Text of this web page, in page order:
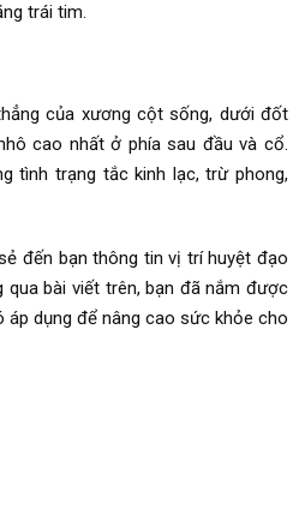
trái tim.
của xương cột sống, dưới đốt
cao nhất ở phía sau đầu và cổ.
tình trạng tắc kinh lạc, trừ phong,
đến bạn thông tin vị trí huyệt đạo
bài viết trên, bạn đã nắm được
dụng để nâng cao sức khỏe cho